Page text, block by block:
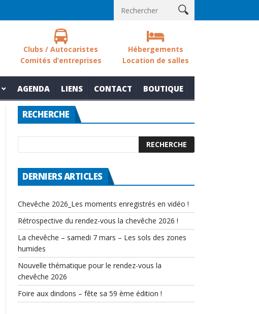
Nouvelle thématique pour le rendez-
Clubs / Autocaristes
Comités d’entreprises
Hébergements
Location de salles
AGENDA LIENS CONTACT BOUTIQUE
RECHERCHE
DERNIERS ARTICLES
Chevêche 2026_Les moments enregistrés en vidéo !
Rétrospective du rendez-vous la chevêche 2026 !
La chevêche – samedi 7 mars – Les sols des zones
humides
Nouvelle thématique pour le rendez-vous la
chevêche 2026
Foire aux dindons – fête sa 59 ème édition !